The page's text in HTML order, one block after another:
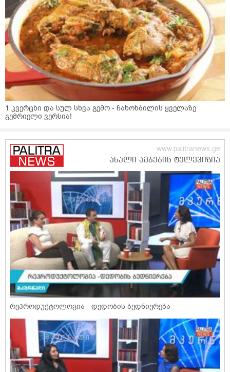
1 კვერცხი და სულ სხვა გემო - ჩახოხბილის ყველაზე
გემრიელი ვერსია!
რეპროდუქტოლოგია - დედობის ბედნიერება